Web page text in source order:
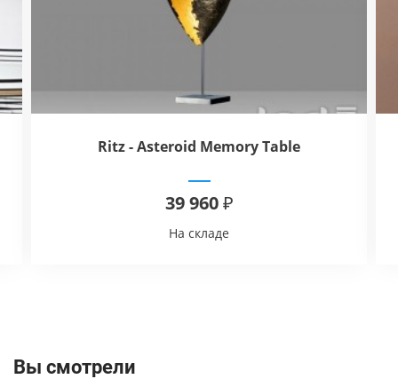
Ritz - Asteroid Memory Table
39 960 ₽
На складе
Вы смотрели